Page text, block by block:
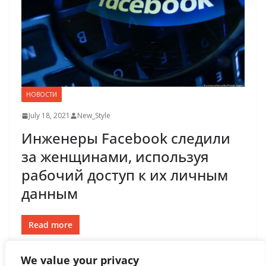
We value your privacy
НОВОСТИ
July 18, 2021 New_Style
Инженеры Facebook следили
за женщинами, используя
рабочий доступ к их личным
данным
Read more